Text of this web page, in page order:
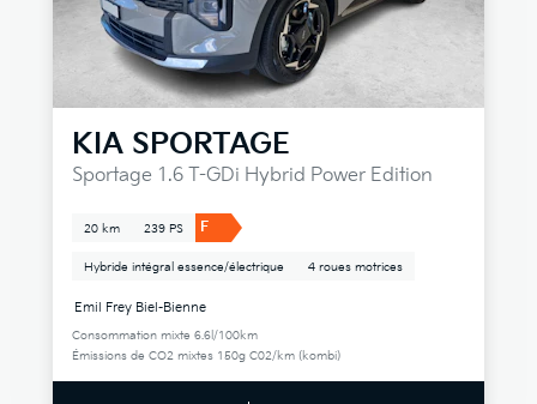
KIA SPORTAGE
Sportage 1.6 T-GDi Hybrid Power Edition
20 km 239 PS F
Hybride intégral essence/électrique 4 roues motrices
Emil Frey Biel-Bienne
Consommation mixte 6.6l/100km
Émissions de CO2 mixtes 150g C02/km (kombi)